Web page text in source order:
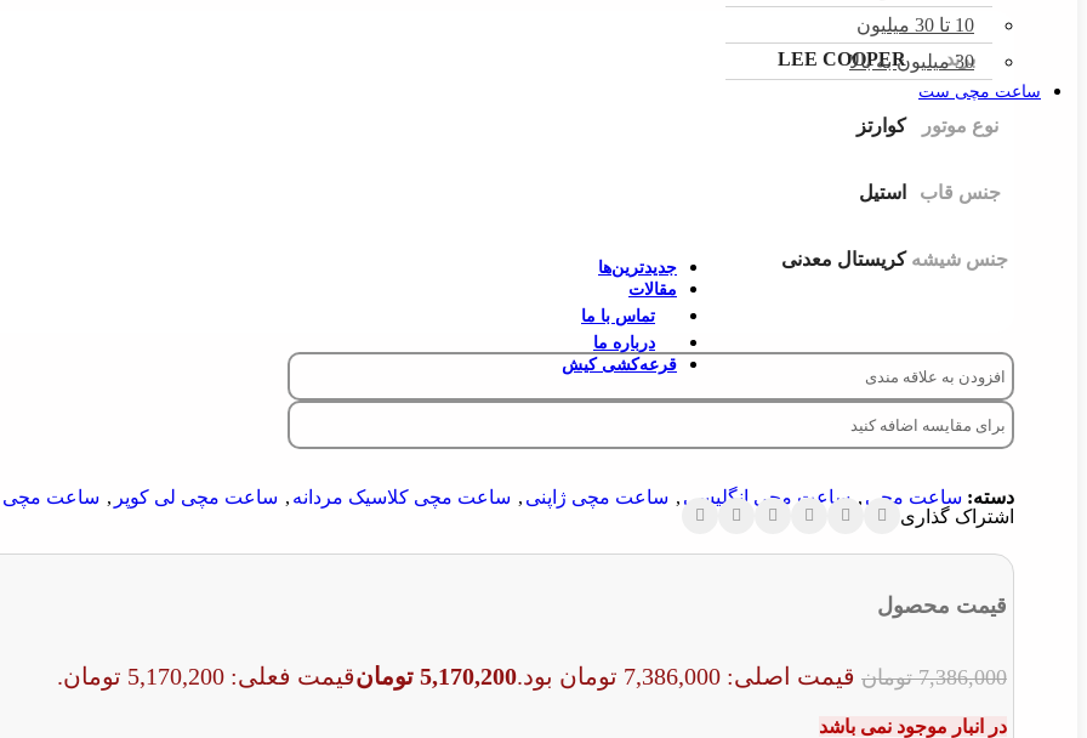
10 تا 30 میلیون
30 میلیون به بالا
ساعت مچی ست
جدیدترین‌ها
مقالات
تماس با ما
درباره ما
قرعه‌کشی کیش
برند LEE COOPER
نوع موتور کوارتز
جنس قاب استیل
جنس شیشه کریستال معدنی
افزودن به علاقه مندی
برای مقایسه اضافه کنید
دسته: ساعت مچی , ساعت مچی انگلیسی , ساعت مچی ژاپنی , ساعت مچی کلاسیک مردانه , ساعت مچی لی کوپر , ساعت مچی
اشتراک گذاری
قیمت محصول
7,386,000 تومان قیمت اصلی: 7,386,000 تومان بود. 5,170,200 تومانقیمت فعلی: 5,170,200 تومان.
در انبار موجود نمی باشد